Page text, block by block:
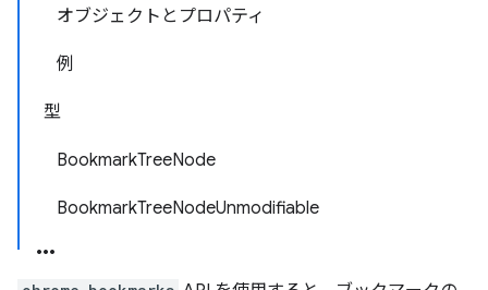
オブジェクトとプロパティ
例
型
BookmarkTreeNode
BookmarkTreeNodeUnmodifiable